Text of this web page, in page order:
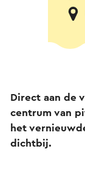
Direct aan de
centrum van
het
dichtbij.